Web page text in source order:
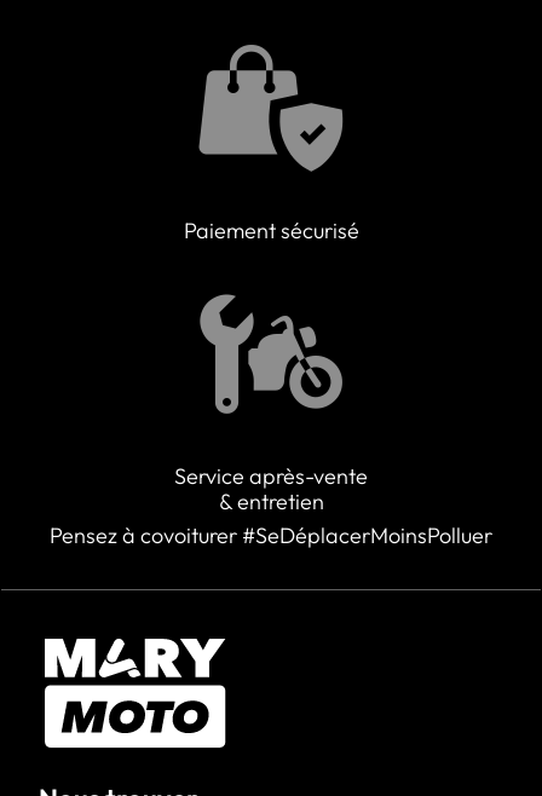
Paiement sécurisé
Service après-vente
& entretien
Pensez à covoiturer #SeDéplacerMoinsPolluer